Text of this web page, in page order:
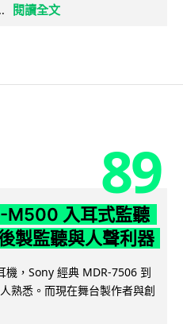
閱讀全文
89
M500 入耳式監聽
製監聽與人聲利器
機，Sony 經典 MDR-7506 到
熟悉。而現在舞台製作者與創